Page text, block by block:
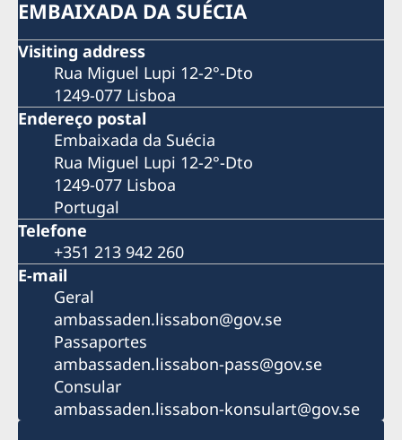
EMBAIXADA DA SUÉCIA
Visiting address
Rua Miguel Lupi 12-2°-Dto
1249-077 Lisboa
Endereço postal
Embaixada da Suécia
Rua Miguel Lupi 12-2°-Dto
1249-077 Lisboa
Portugal
Telefone
+351 213 942 260
E-mail
Geral
ambassaden.lissabon@gov.se
Passaportes
ambassaden.lissabon-pass@gov.se
Consular
ambassaden.lissabon-konsulart@gov.se